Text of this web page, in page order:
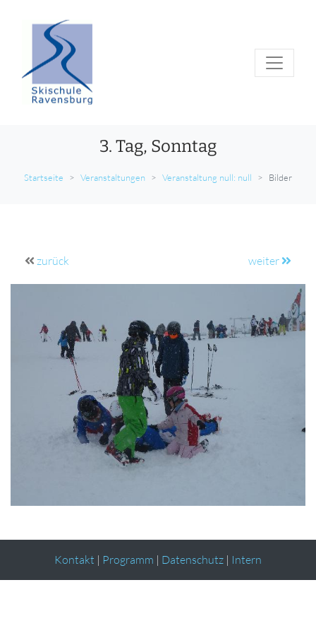
3. Tag, Sonntag
Startseite Veranstaltungen Veranstaltung null: null Bilder
zurück weiter
Kontakt | Programm | Datenschutz | Intern